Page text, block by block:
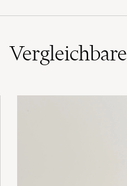
Vergleichbare